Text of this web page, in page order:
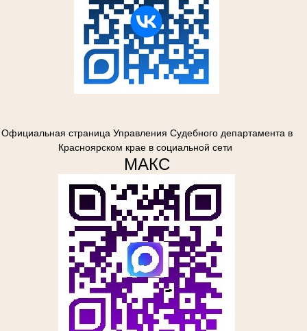
Официальная страница Управления Судебного департамента в
Красноярском крае в социальной сети
МАКС